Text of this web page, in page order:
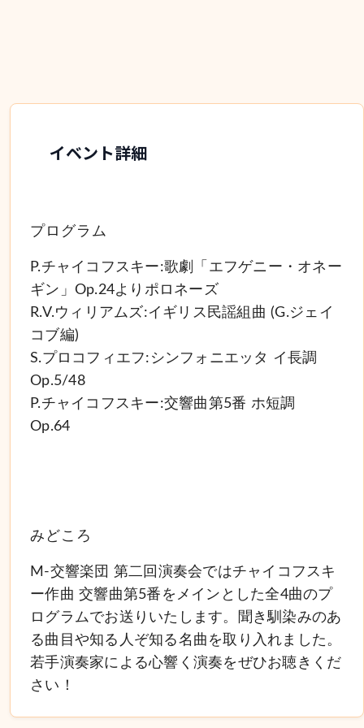
イベント詳細
プログラム
P.チャイコフスキー:歌劇「エフゲニー・オネー
ギン」Op.24よりポロネーズ
R.V.ウィリアムズ:イギリス民謡組曲 (G.ジェイ
コブ編)
S.プロコフィエフ:シンフォニエッタ イ長調
Op.5/48
P.チャイコフスキー:交響曲第5番 ホ短調
Op.64
みどころ
M-交響楽団 第二回演奏会ではチャイコフスキ
ー作曲 交響曲第5番をメインとした全4曲のプ
ログラムでお送りいたします。聞き馴染みのあ
る曲目や知る人ぞ知る名曲を取り入れました。
若手演奏家による心響く演奏をぜひお聴きくだ
さい！